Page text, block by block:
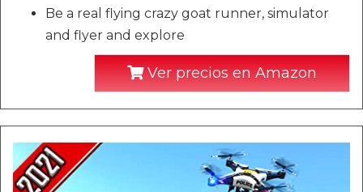
Be a real flying crazy goat runner, simulator
and flyer and explore
Ver precios en Amazon